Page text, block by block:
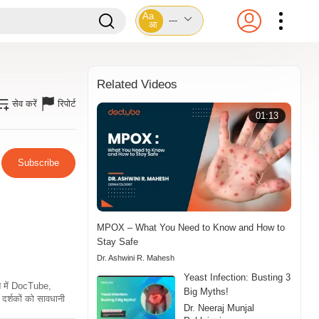
Aa
आ
---
सेव करें रिपोर्ट
Subscribe
में DocTube,
को सावधानी
Related Videos
01:13
MPOX – What You Need to Know and How to
Stay Safe
Dr. Ashwini R. Mahesh
Yeast Infection: Busting 3
Big Myths!
Dr. Neeraj Munjal